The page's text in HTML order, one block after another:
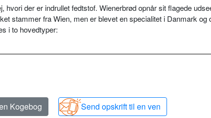
der er indrullet fedtstof. Wienerbrød opnår sit flagede
stammer fra Wien, men er blevet en specialitet i Danmark og
i to hovedtyper:
Kogebog
Send opskrift til en ven